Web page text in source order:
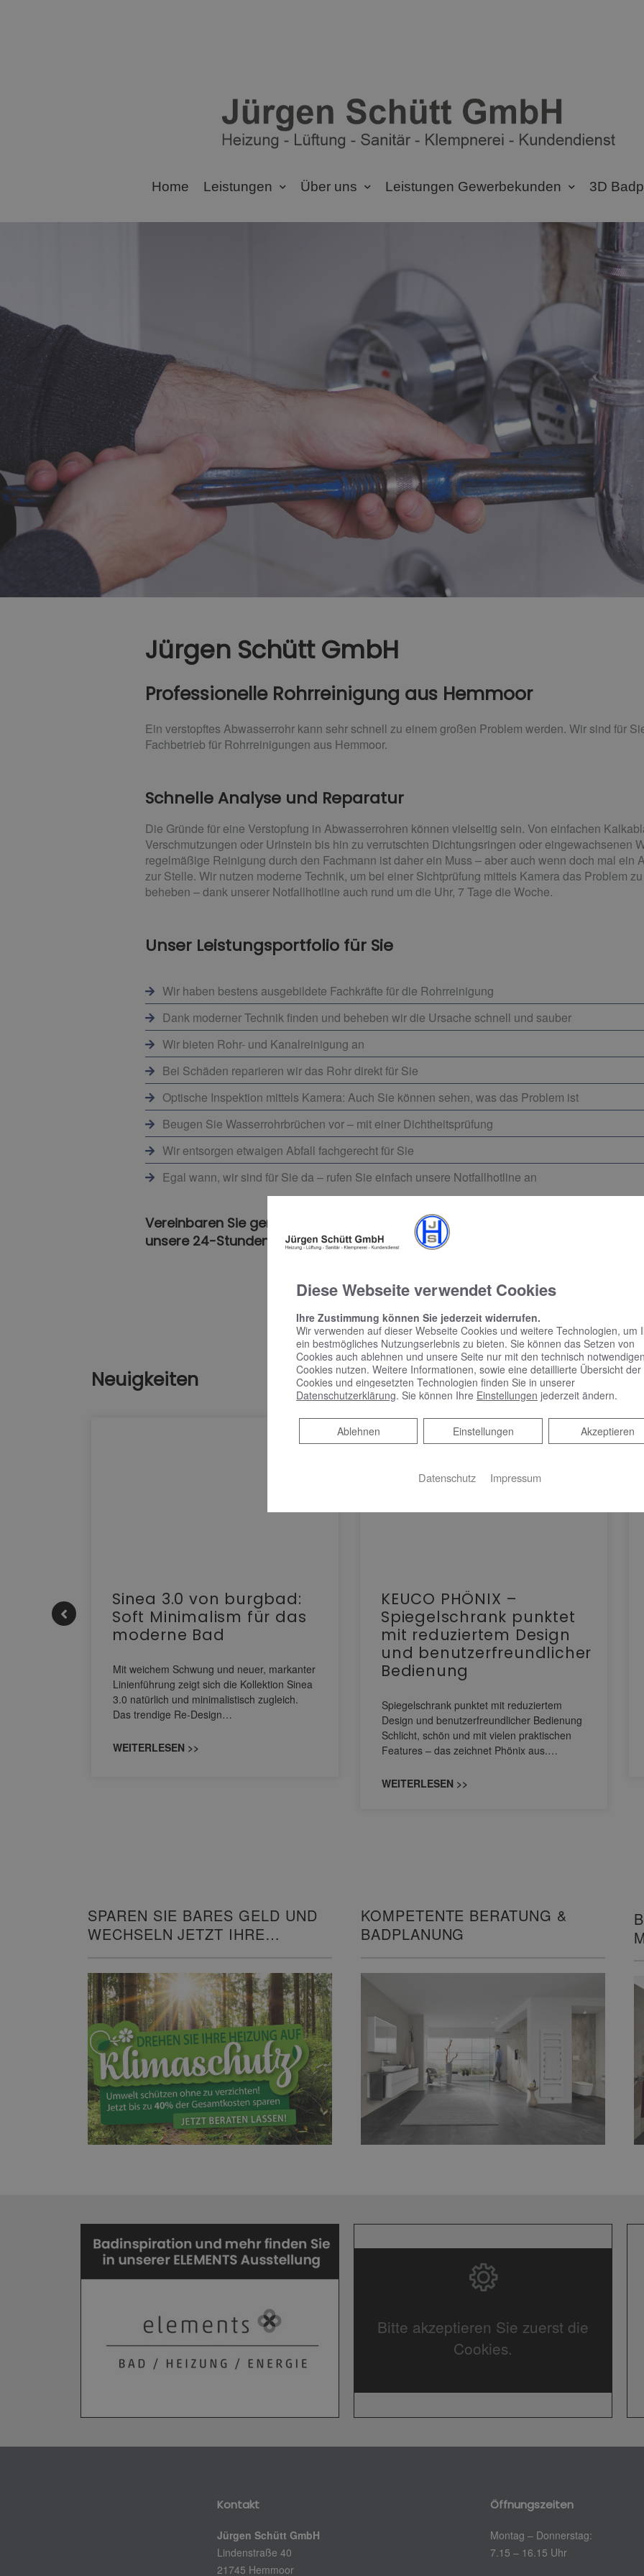
Home Leistungen Über uns Leistungen Gewerbekunden 3D
Jürgen Schütt GmbH
Professionelle Rohrreinigung aus Hemmoor
Ein verstopftes Abwasserrohr kann sehr schnell zu einem großen Problem werden. Wir sind für
Fachbetrieb für Rohrreinigungen aus Hemmoor.
Schnelle Analyse und Reparatur
Die Gründe für eine Verstopfung in Abwasserrohren können vielseitig sein. Von einfachen
Verschmutzungen oder Urinstein bis hin zu verrutschten Dichtungsringen oder eingewachsenen
regelmäßige Reinigung durch den Fachmann ist daher ein Muss – aber auch wenn doch mal ein
zur Stelle. Wir nutzen moderne Technik, um bei einer Sichtprüfung mittels Kamera das Problem
beheben – dank unserer Notfallhotline auch rund um die Uhr, 7 Tage die Woche.
Unser Leistungsportfolio für Sie
Wir haben bestens ausgebildete Fachkräfte für die Rohrreinigung
Dank moderner Technik finden und beheben wir die Ursache schnell und sauber
Wir bieten Rohr- und Kanalreinigung an
Bei Schäden reparieren wir das Rohr direkt für Sie
Optische Inspektion mittels Kamera: Auch Sie können sehen, was das Problem ist
Beugen Sie Wasserrohrbrüchen vor – mit einer Dichtheitsprüfung
Wir entsorgen etwaigen Abfall fachgerecht für Sie
Egal wann, wir sind für Sie da – rufen Sie einfach unsere Notfallhotline an
Vereinbaren Sie gerne einen unverbindlichen Beratungstermin. Bei Notfällen
unsere 24-Stunden-Notfallhotline anzurufen.
Neuigkeiten
Sinea 3.0 von burgbad:
Soft Minimalism für das
moderne Bad
Mit weichem Schwung und neuer, markanter
Linienführung zeigt sich die Kollektion Sinea
3.0 natürlich und minimalistisch zugleich.
Das trendige Re-Design…
WEITERLESEN >>
KEUCO PHÖNIX –
Spiegelschrank punktet
mit reduziertem Design
und benutzerfreundlicher
Bedienung
Spiegelschrank punktet mit reduziertem
Design und benutzerfreundlicher Bedienung
Schlicht, schön und mit vielen praktischen
Features – das zeichnet Phönix aus.…
WEITERLESEN >>
SPAREN SIE BARES GELD UND
WECHSELN JETZT IHRE
KOMPETENTE BERATUNG &
BADPLANUNG
Bitte akzeptieren Sie zuerst die
Cookies.
Kontakt
Jürgen Schütt GmbH
Lindenstraße 40
21745 Hemmoor
Öffnungszeiten
Montag – Donnerstag:
7.15 – 16.15 Uhr
Diese Webseite verwendet Cookies
Ihre Zustimmung können Sie jederzeit widerrufen.
Wir verwenden auf dieser Webseite Cookies und weitere Technologien, um
ein bestmögliches Nutzungserlebnis zu bieten. Sie können das Setzen von
Cookies auch ablehnen und unsere Seite nur mit den technisch notwendigen
Cookies nutzen. Weitere Informationen, sowie eine detaillierte Übersicht der
Cookies und eingesetzten Technologien finden Sie in unserer
Datenschutzerklärung. Sie können Ihre Einstellungen jederzeit ändern.
Akzeptieren
Einstellungen
Ablehnen
Ablehnen
Datenschutz Impressum